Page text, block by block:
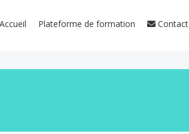
Accueil Plateforme de formation Contact